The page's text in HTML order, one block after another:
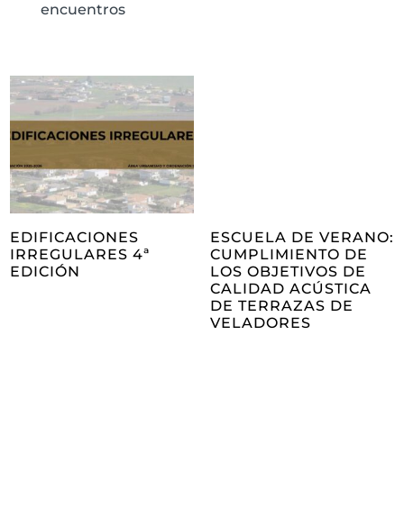
encuentros
EDIFICACIONES
IRREGULARES 4ª
EDICIÓN
ESCUELA DE VERANO:
CUMPLIMIENTO DE
LOS OBJETIVOS DE
CALIDAD ACÚSTICA
DE TERRAZAS DE
VELADORES